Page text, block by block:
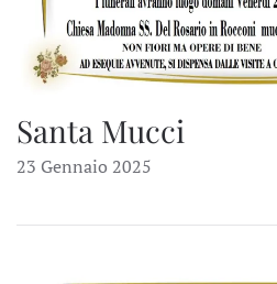
Santa Mucci
23 Gennaio 2025